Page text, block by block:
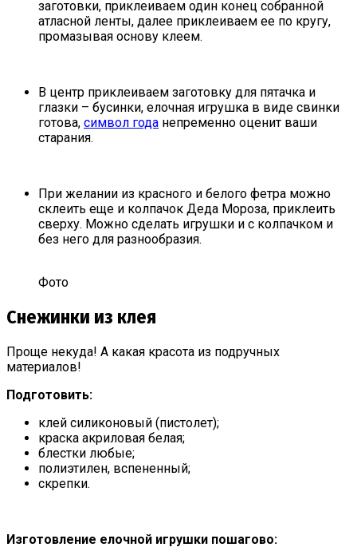
заготовки, приклеиваем один конец собранной
атласной ленты, далее приклеиваем ее по кругу,
промазывая основу клеем.
В центр приклеиваем заготовку для пятачка и
глазки – бусинки, елочная игрушка в виде свинки
готова, символ года непременно оценит ваши
старания.
При желании из красного и белого фетра можно
склеить еще и колпачок Деда Мороза, приклеить
сверху. Можно сделать игрушки и с колпачком и
без него для разнообразия.
Фото
Снежинки из клея
Проще некуда! А какая красота из подручных
материалов!
Подготовить:
клей силиконовый (пистолет);
краска акриловая белая;
блестки любые;
полиэтилен, вспененный;
скрепки.
Изготовление елочной игрушки пошагово: